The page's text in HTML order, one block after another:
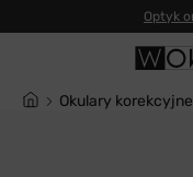
Okulary korekcyjne